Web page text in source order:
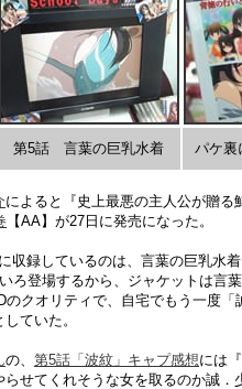
第5話 言葉の巨乳水着 パケ裏
によると『史上最悪の主人公が贈る
【AA】が27日に発売になった。
に収録しているのは、言葉の巨乳水
ろ登場するから、ジャケットは言
のクオリティで、自宅でもう一度「
ていた。
の、 第5話「波紋」キャプ感想には
せてくれそうな女を取るのか誠．